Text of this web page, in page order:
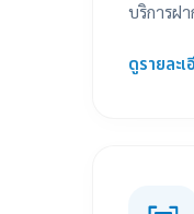
บริการฝ
ดูรายละ